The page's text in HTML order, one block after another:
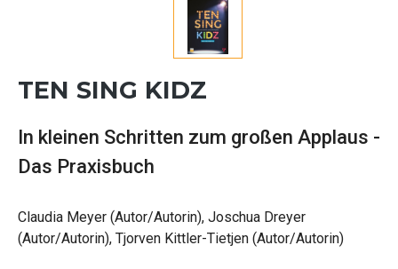
TEN SING KIDZ
In kleinen Schritten zum großen Applaus -
Das Praxisbuch
Claudia Meyer (Autor/Autorin), Joschua Dreyer
(Autor/Autorin), Tjorven Kittler-Tietjen (Autor/Autorin)